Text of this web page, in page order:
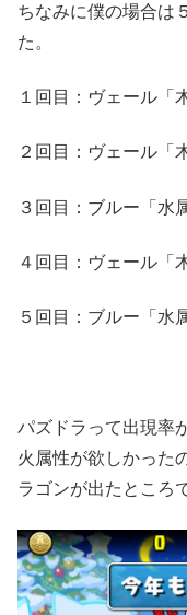
ちなみに僕の場合は
た。
１回目：ヴェール「
２回目：ヴェール「
３回目：ブルー「水
４回目：ヴェール「
５回目：ブルー「水
パズドラって出現率
火属性が欲しかった
ラゴンが出たところ